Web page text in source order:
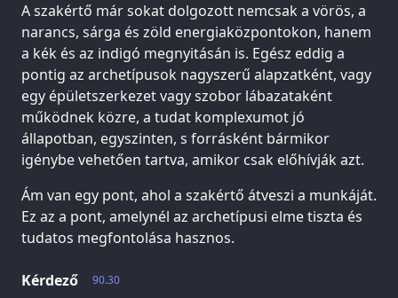
A szakértő már sokat dolgozott nemcsak a vörös, a
narancs, sárga és zöld energiaközpontokon, hanem
a kék és az indigó megnyitásán is. Egész eddig a
pontig az archetípusok nagyszerű alapzatként, vagy
egy épületszerkezet vagy szobor lábazataként
működnek közre, a tudat komplexumot jó
állapotban, egyszinten, s forrásként bármikor
igénybe vehetően tartva, amikor csak előhívják azt.
Ám van egy pont, ahol a szakértő átveszi a munkáját.
Ez az a pont, amelynél az archetípusi elme tiszta és
tudatos megfontolása hasznos.
90.30
Kérdező